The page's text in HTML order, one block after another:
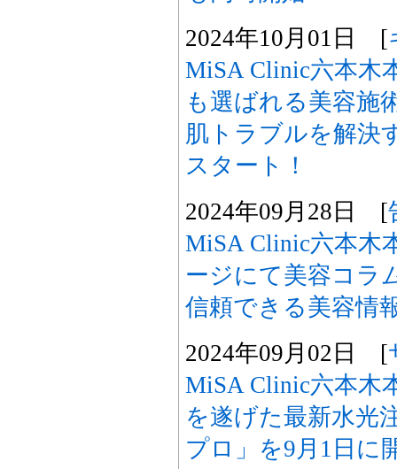
2024年10月01日 [
MiSA Clinic六本木
も選ばれる美容施
肌トラブルを解決
スタート！
2024年09月28日 [
MiSA Clinic六本木
ージにて美容コラ
信頼できる美容情
2024年09月02日 [
MiSA Clinic六本木
を遂げた最新水光
プロ」を9月1日に